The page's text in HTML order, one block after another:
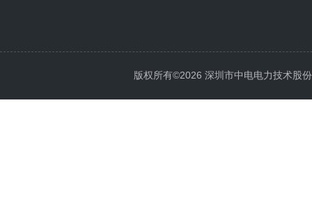
版权所有©2026 深圳市中电电力技术股